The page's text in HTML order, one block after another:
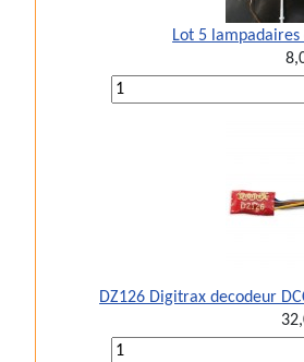
Lot 5
DZ126 Digitrax decodeur